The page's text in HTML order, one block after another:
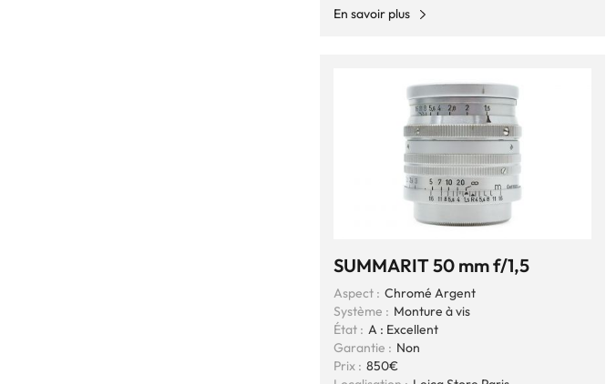
En savoir plus
SUMMARIT 50 mm f/1,5
Aspect : Chromé Argent
Système : Monture à vis
État : A : Excellent
Garantie : Non
Prix : 850€